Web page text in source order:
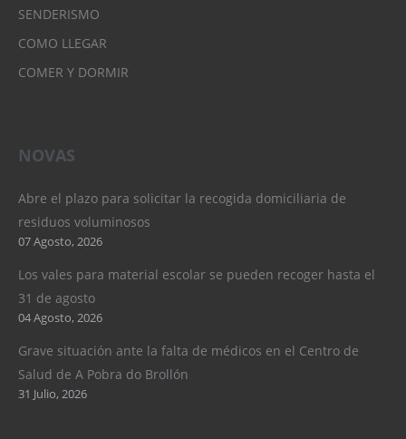
SENDERISMO
COMO LLEGAR
COMER Y DORMIR
NOVAS
Abre el plazo para solicitar la recogida domiciliaria de
residuos voluminosos
07 Agosto, 2026
Los vales para material escolar se pueden recoger hasta el
31 de agosto
04 Agosto, 2026
Grave situación ante la falta de médicos en el Centro de
Salud de A Pobra do Brollón
31 Julio, 2026